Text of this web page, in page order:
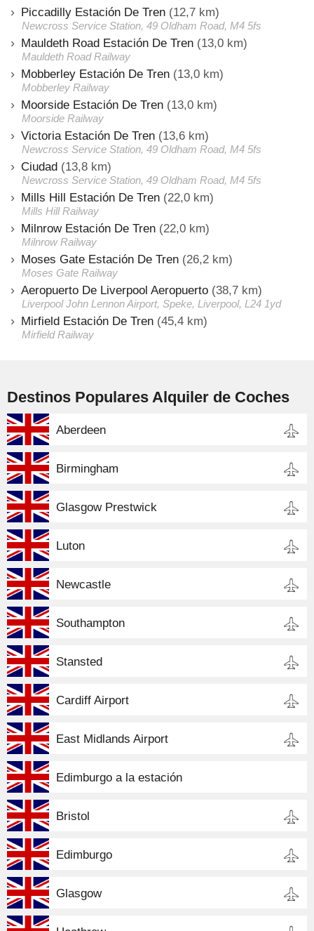
Piccadilly Estación De Tren (12,7 km)
Newcross Service Station, 49 Oldham Road, M4 5fs
Mauldeth Road Estación De Tren (13,0 km)
Mauldeth Road Railway
Mobberley Estación De Tren (13,0 km)
Mobberley Railway
Moorside Estación De Tren (13,0 km)
Moorside Railway
Victoria Estación De Tren (13,6 km)
Newcross Service Station, 49 Oldham Road, M4 5fs
Ciudad (13,8 km)
Newcross Service Station, 49 Oldham Road, M4 5fs
Mills Hill Estación De Tren (22,0 km)
Mills Hill Railway
Milnrow Estación De Tren (22,0 km)
Milnrow Railway
Moses Gate Estación De Tren (26,2 km)
Moses Gate Railway
Aeropuerto De Liverpool Aeropuerto (38,7 km)
Liverpool John Lennon Airport, Speke, Liverpool, L24 1yd
Mirfield Estación De Tren (45,4 km)
Mirfield Railway
Destinos Populares Alquiler de Coches
Aberdeen
Birmingham
Glasgow Prestwick
Luton
Newcastle
Southampton
Stansted
Cardiff Airport
East Midlands Airport
Edimburgo a la estación
Bristol
Edimburgo
Glasgow